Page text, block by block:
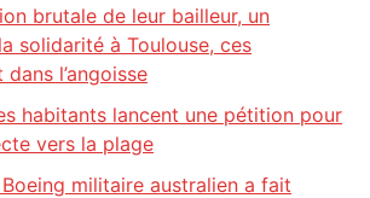
brutale de leur bailleur, un
solidarité à Toulouse, ces
l’angoisse
habitants lancent une pétition pour
vers la plage
militaire australien a fait